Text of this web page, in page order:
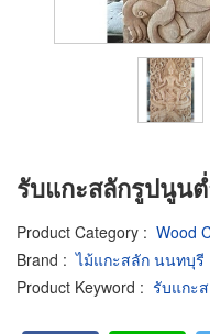
รับแกะสลักรูปนูน
Product Category : Wood
Brand :ไม้แกะสลัก นนทบุรี
Product Keyword : รับแกะ